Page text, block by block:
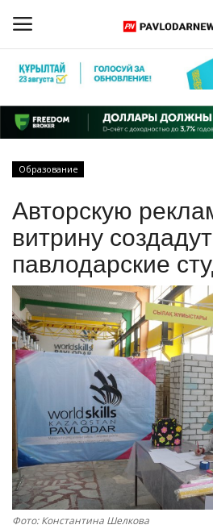
Главная
ПАВЛОДАРСКАЯ ОБЛАСТЬ
КАЗАХСТАН
МИР
СПЕЦПРОЕКТЫ
СПОРТ
Чек-лист
РАЗВЛЕЧЕНИЯ
OFFICIAL
Образование
Авторскую
витрину создадут
павлодарские
Фото: Константина Шелкова